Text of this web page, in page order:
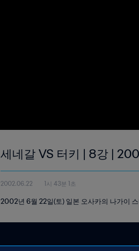
세네갈 VS 터키 | 8강 |
2002.06.22 1시 43분 1초
2002년 6월 22일(토) 일본 오사카의 나가이